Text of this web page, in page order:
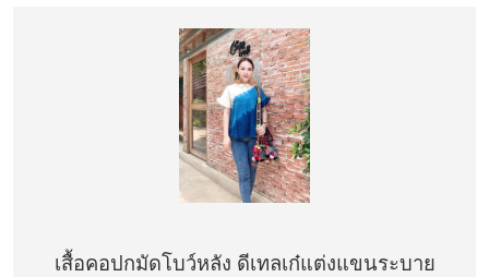
เสื้อคอปกมัดโบว์หลัง ดีเทลเก๋แต่งแขนระบาย